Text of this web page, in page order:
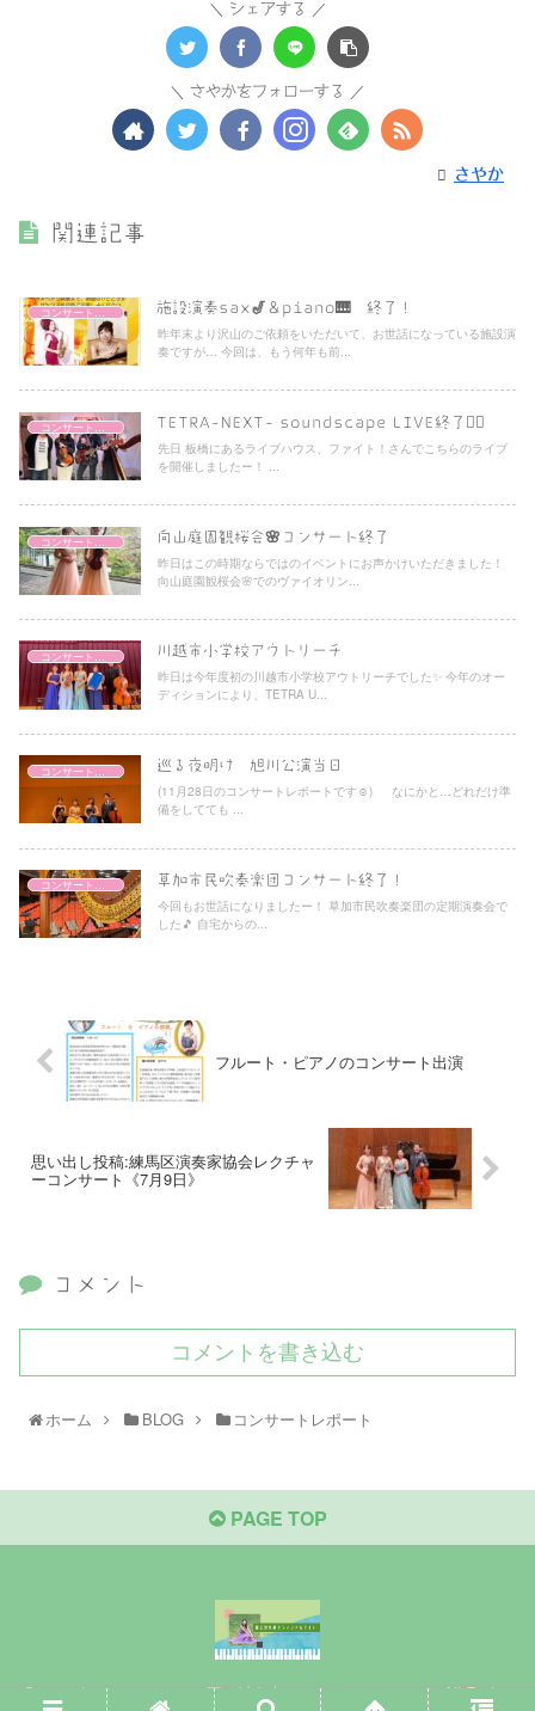
シェアする
さやかをフォローする
さやか
関連記事
コンサートレポート 施設演奏sax🎷＆piano🎹 終了！
昨年末より沢山のご依頼をいただいて、お世話になっている施設演
奏ですが… 今回は、もう何年も前...
コンサートレポート TETRA-NEXT- soundscape LIVE終了❤️‍🔥
先日 板橋にあるライブハウス、ファイト！さんでこちらのライブ
を開催しましたー！ ...
コンサートレポート 向山庭園観桜会🌸コンサート終了
昨日はこの時期ならではのイベントにお声かけいただきました！
向山庭園観桜会🌸でのヴァイオリン...
コンサートレポート 川越市小学校アウトリーチ
昨日は今年度初の川越市小学校アウトリーチでした✨ 今年のオー
ディションにより、TETRA U...
コンサートレポート 巡る夜明け 旭川公演当日
(11月28日のコンサートレポートです☺︎) なにかと…どれだけ準
備をしてても ...
コンサートレポート 草加市民吹奏楽団コンサート終了！
今回もお世話になりましたー！ 草加市民吹奏楽団の定期演奏会で
した🎵 自宅からの...
フルート・ピアノのコンサート出演
思い出し投稿:練馬区演奏家協会レクチャ
ーコンサート《7月9日》
コメント
コメントを書き込む
ホーム BLOG コンサートレポート
PAGE TOP
Copyright © 2020-2026 原口沙矢架オフィシャルサイト All Rights